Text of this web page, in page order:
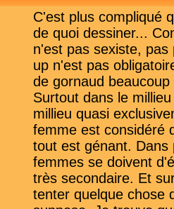
C'est plus compliqué
de quoi dessiner...
n'est pas sexiste,
up n'est pas
de gornaud
Surtout dans le
millieu quasi
femme est considéré
tout est génant. Dans
femmes se doivent
très secondaire. Et
tenter quelque chose